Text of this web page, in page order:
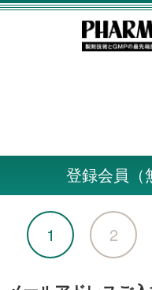
登録会員（
1 2